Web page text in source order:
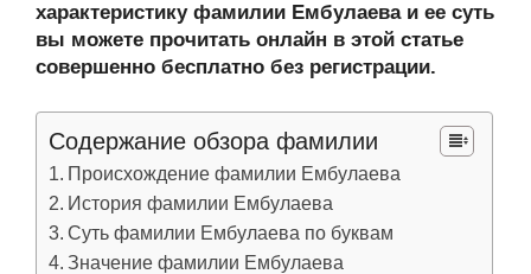
характеристику фамилии Ембулаева и ее суть
вы можете прочитать онлайн в этой статье
совершенно бесплатно без регистрации.
Содержание обзора фамилии
Происхождение фамилии Ембулаева
История фамилии Ембулаева
Суть фамилии Ембулаева по буквам
Значение фамилии Ембулаева